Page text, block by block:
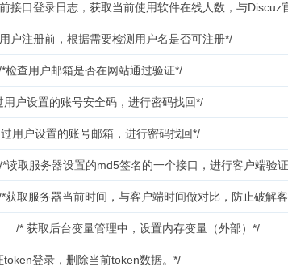
接口登录日志，获取当前使用软件在线人数，与Discuz
户注册前，根据需要检测用户名是否可注册*/
查用户邮箱是否在网站通过验证*/
用户设置的账号安全码，进行密码找回*/
用户设置的账号邮箱，进行密码找回*/
取服务器设置的md5签名的一个接口，进行客户端验
取服务器当前时间，与客户端时间做对比，防止破解
/* 获取后台变量管理中，设置内存变量（外部）*/
登录，删除当前token数据。*/